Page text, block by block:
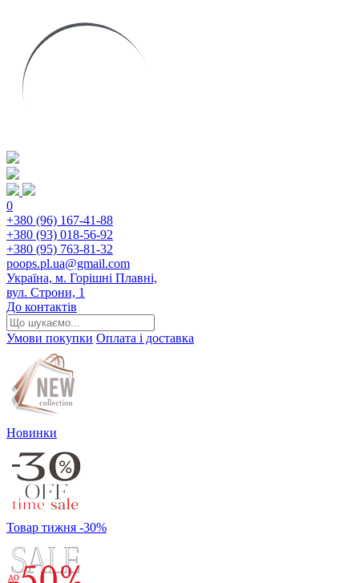
0
+380 (96) 167-41-88
+380 (93) 018-56-92
+380 (95) 763-81-32
poops.pl.ua@gmail.com
Україна, м. Горішні Плавні,
вул. Строни, 1
До контактів
Умови покупки Оплата і доставка
Новинки
Товар тижня -30%